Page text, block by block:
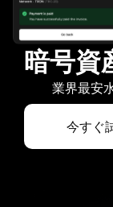
暗号資
業界最安
今すぐ